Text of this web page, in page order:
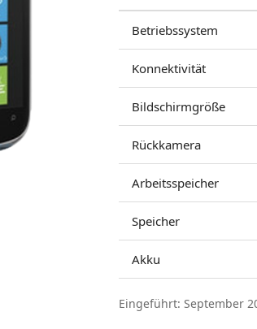
Betriebssystem
Konnektivität
Bildschirmgröße
Rückkamera
Arbeitsspeicher
Speicher
Akku
Eingeführt: September